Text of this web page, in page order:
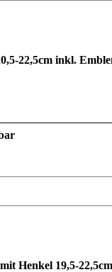
22,5cm inkl.
Henkel 19,5-